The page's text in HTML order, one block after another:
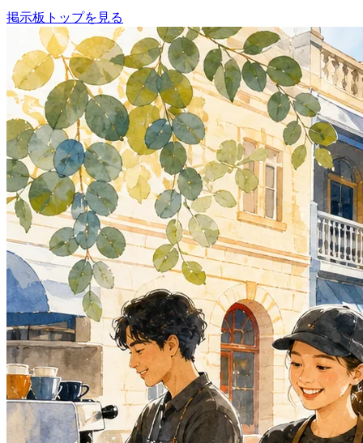
掲示板トップを見る